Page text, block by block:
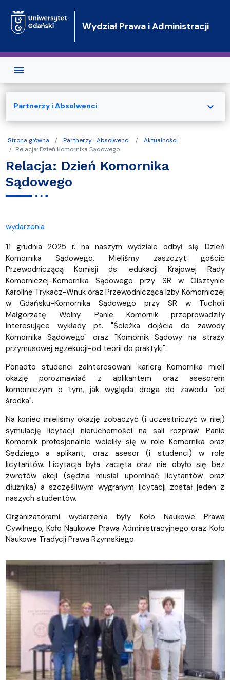
Wydział Prawa i Administracji
Strona główna Partnerzy i Absolwenci
Aktualności
Relacja: Dzień Komornika Sądowego
Relacja: Dzień Komornika
Sądowego
wydarzenia
11 grudnia 2025 r. na naszym wydziale odbył się Dzień
Komornika Sądowego. Mieliśmy zaszczyt gościć
Przewodniczącą Komisji ds. edukacji Krajowej Rady
Komorniczej-Komornika Sądowego przy SR w Olsztynie
Karolinę Trykacz-Wnuk oraz Przewodnicząca Izby Komorniczej
w Gdańsku-Komornika Sądowego przy SR w Tucholi
Małgorzatę Wolny. Panie Komornik przeprowadziły
interesujące wykłady pt. "Ścieżka dojścia do zawody
Komornika Sądowego" oraz "Komornik Sądowy na straży
przymusowej egzekucji-od teorii do praktyki".
Ponadto studenci zainteresowani karierą Komornika mieli
okazję porozmawiać z aplikantem oraz asesorem
komorniczym o tym, jak wygląda droga do zawodu "od
środka".
Na koniec mieliśmy okazję zobaczyć (i uczestniczyć w niej)
symulację licytacji nieruchomości na sali rozpraw. Panie
Komornik profesjonalnie wcieliły się w role Komornika oraz
Sędziego a aplikant, oraz asesor (i studenci) w rolę
licytantów. Licytacja była zacięta oraz nie obyło się bez
zwrotów akcji (sędzia musiał upominać licytantów oraz
dłużnika) a szczęśliwym wygranym licytacji został jeden z
naszych studentów.
Organizatorami wydarzenia były Koło Naukowe Prawa
Cywilnego, Koło Naukowe Prawa Administracyjnego oraz Koło
Naukowe Tradycji Prawa Rzymskiego.
Partnerzy i Absolwenci expand_more